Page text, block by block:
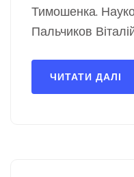
Тимошенка.
Пальчиков
ЧИТАТИ ДАЛІ